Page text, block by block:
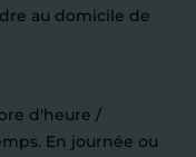
au domicile de
d'heure /
En journée ou